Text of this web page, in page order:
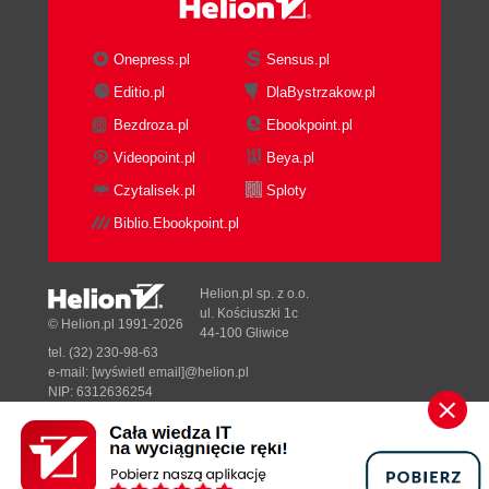
Interfejsy w klasach potomnych (104)
Rzutowanie (113)
Słowo kluczowe as (115)
Słowo kluczowe is (116)
Część II Programowanie w Windows (117)
Rozdział 8. Pierwsze okno (119)
Utworzenie okna (119)
Rozdział 9. Delegacje i zdarzenia (125)
Zdarzenia (128)
Rozdział 10. Komponenty (133)
Etykiety (Label) (133)
Przyciski (klasa Button) (137)
Pola tekstowe (TextBox) (140)
Onepress.pl
Sensus.pl
Editio.pl
DlaBystrzakow.pl
Bezdroza.pl
Ebookpoint.pl
Videopoint.pl
Beya.pl
Czytalisek.pl
Sploty
Biblio.Ebookpoint.pl
Designed with ♥ byTonik.pl
© Helion.pl 1991-2026
Helion.pl sp. z o.o.
ul. Kościuszki 1c
44-100 Gliwice
tel. (32) 230-98-63
e-mail: [wyświetl email]@helion.pl
NIP: 6312636254